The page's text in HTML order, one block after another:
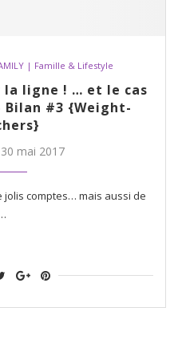
| Famille & Lifestyle
ligne ! … et le cas
#3 {Weight-
30 mai 2017
comptes… mais aussi de